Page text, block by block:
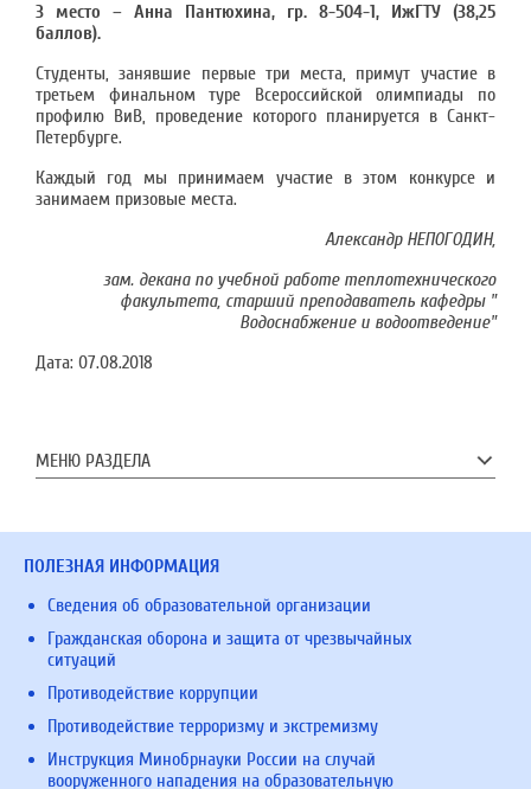
3 место – Анна Пантюхина, гр. 8-504-1, ИжГТУ (38,25
баллов).
Студенты, занявшие первые три места, примут участие в
третьем финальном туре Всероссийской олимпиады по
профилю ВиВ, проведение которого планируется в Санкт-
Петербурге.
Каждый год мы принимаем участие в этом конкурсе и
занимаем призовые места.
Александр НЕПОГОДИН,
зам. декана по учебной работе теплотехнического
факультета, старший преподаватель кафедры "
Водоснабжение и водоотведение"
Дата: 07.08.2018
МЕНЮ РАЗДЕЛА
ПОЛЕЗНАЯ ИНФОРМАЦИЯ
Сведения об образовательной организации
Гражданская оборона и защита от чрезвычайных
ситуаций
Противодействие коррупции
Противодействие терроризму и экстремизму
Инструкция Минобрнауки России на случай
вооруженного нападения на образовательную